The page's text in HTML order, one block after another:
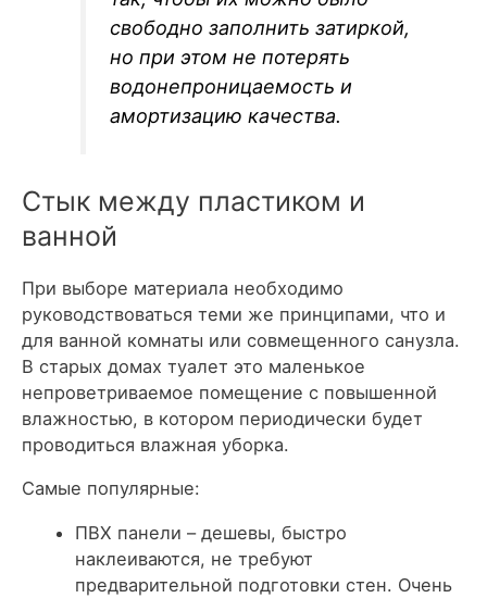
свободно заполнить затиркой,
но при этом не потерять
водонепроницаемость и
амортизацию качества.
Стык между пластиком и
ванной
При выборе материала необходимо
руководствоваться теми же принципами, что и
для ванной комнаты или совмещенного санузла.
В старых домах туалет это маленькое
непроветриваемое помещение с повышенной
влажностью, в котором периодически будет
проводиться влажная уборка.
Самые популярные:
ПВХ панели – дешевы, быстро
наклеиваются, не требуют
предварительной подготовки стен. Очень